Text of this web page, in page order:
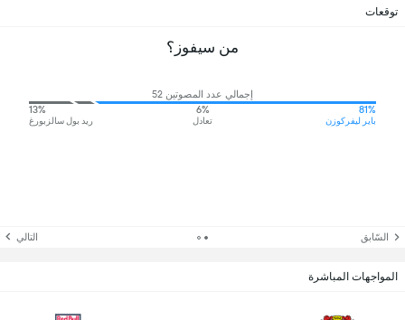
توقعات
من سيفوز؟
إجمالي عدد المصوتين 52
81%
باير ليفركوزن
6%
تعادل
13%
ريد بول سالزبورغ
السّابق التالي
المواجهات المباشرة